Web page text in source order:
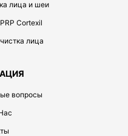
лица и шеи
Cortexil
лица
вопросы